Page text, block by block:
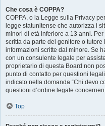
Che cosa è COPPA?
COPPA, o la Legge sulla Privacy
legge statunitense che autorizza i
minori di età inferiore a 13 anni.
scritta da parte del genitore o
informazioni scritte dal minore. Se
con un consulente legale per
proprietario di questa Board non
punto di contatto per questioni
indicato nella domanda “Chi devo
questioni d’ordine legale
Top